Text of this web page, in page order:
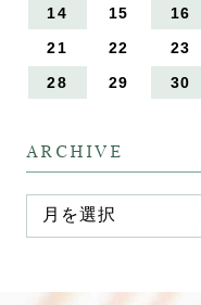
14
15 16
21
22 23
28
29 30
ARCHIVE